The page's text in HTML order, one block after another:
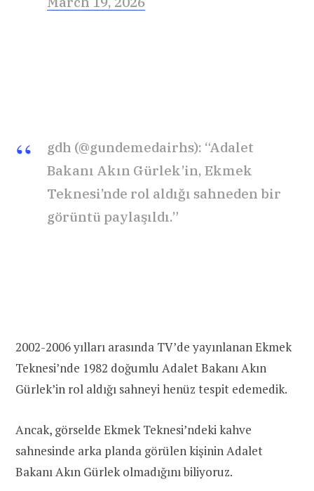
gdh (@gundemedairhs): “Adalet
Bakanı Akın Gürlek’in, Ekmek
Teknesi’nde rol aldığı sahneden bir
görüntü paylaşıldı.”
2002-2006 yılları arasında TV’de yayınlanan Ekmek
Teknesi’nde 1982 doğumlu Adalet Bakanı Akın
Gürlek’in rol aldığı sahneyi henüz tespit edemedik.
Ancak, görselde Ekmek Teknesi’ndeki kahve
sahnesinde arka planda görülen kişinin Adalet
Bakanı Akın Gürlek olmadığını biliyoruz.